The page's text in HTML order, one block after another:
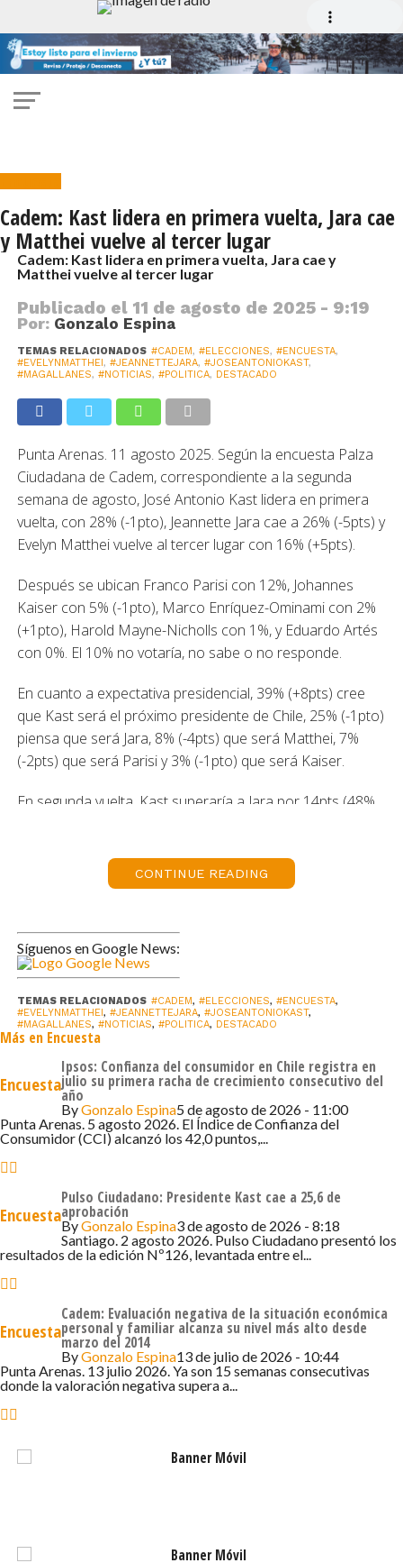
Encuesta
Cadem: Kast lidera en primera vuelta, Jara cae
y Matthei vuelve al tercer lugar
Cadem: Kast lidera en primera vuelta, Jara cae y
Matthei vuelve al tercer lugar
Publicado el 11 de agosto de 2025 - 9:19
Por: Gonzalo Espina
TEMAS RELACIONADOS #CADEM, #ELECCIONES, #ENCUESTA,
#EVELYNMATTHEI , #JEANNETTEJARA, #JOSEANTONIOKAST,
#MAGALLANES, #NOTICIAS, #POLITICA, DESTACADO
Punta Arenas. 11 agosto 2025. Según la encuesta Palza
Ciudadana de Cadem, correspondiente a la segunda
semana de agosto, José Antonio Kast lidera en primera
vuelta, con 28% (-1pto), Jeannette Jara cae a 26% (-5pts) y
Evelyn Matthei vuelve al tercer lugar con 16% (+5pts).
Después se ubican Franco Parisi con 12%, Johannes
Kaiser con 5% (-1pto), Marco Enríquez-Ominami con 2%
(+1pto), Harold Mayne-Nicholls con 1%, y Eduardo Artés
con 0%. El 10% no votaría, no sabe o no responde.
En cuanto a expectativa presidencial, 39% (+8pts) cree
que Kast será el próximo presidente de Chile, 25% (-1pto)
piensa que será Jara, 8% (-4pts) que será Matthei, 7%
(-2pts) que será Parisi y 3% (-1pto) que será Kaiser.
En segunda vuelta, Kast superaría a Jara por 14pts (48%
frente a ella por 6pts (41% vs 35%).
elecciones y 89% (+1pto) dice que tiene totalmente
decidido ir a votar.
Por su parte, en la segunda semana de agosto, 35%
(+3pts) aprueba la gestión del Presidente Boric y 62%
(-4pts) lo desaprueba.
En evaluación de instituciones, Bomberos (99%), la PDI
(79%, +6pts) y Carabineros (77%, +5pts) son las mejores
evaluadas, mientras los partidos políticos siguen siendo
los peor evaluados con 15% de aprobación. La Armada
(66%, -10pts) y Gendarmería (51%, -13pts) registran las
caídas más significativas.
CONTINUE READING
Síguenos en Google News:
TEMAS RELACIONADOS #CADEM, #ELECCIONES, #ENCUESTA,
#EVELYNMATTHEI , #JEANNETTEJARA, #JOSEANTONIOKAST,
#MAGALLANES, #NOTICIAS, #POLITICA, DESTACADO
Más en Encuesta
Encuesta
Ipsos: Confianza del consumidor en Chile registra en
julio su primera racha de crecimiento consecutivo del
año
ByGonzalo Espina5 de agosto de 2026 - 11:00
Punta Arenas. 5 agosto 2026. El Índice de Confianza del
Consumidor (CCI) alcanzó los 42,0 puntos,...
Encuesta
Pulso Ciudadano: Presidente Kast cae a 25,6 de
aprobación
ByGonzalo Espina3 de agosto de 2026 - 8:18
Santiago. 2 agosto 2026. Pulso Ciudadano presentó los
resultados de la edición Nº126, levantada entre el...
Encuesta
Cadem: Evaluación negativa de la situación económica
personal y familiar alcanza su nivel más alto desde
marzo del 2014
ByGonzalo Espina13 de julio de 2026 - 10:44
Punta Arenas. 13 julio 2026. Ya son 15 semanas consecutivas
donde la valoración negativa supera a...